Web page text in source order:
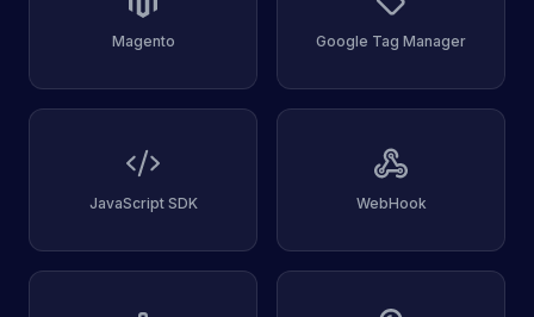
Magento Google Tag Manager
JavaScript SDK WebHook